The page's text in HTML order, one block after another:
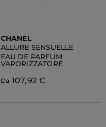
CHANEL
ALLURE SENSUELLE
EAU DE PARFUM
VAPORIZZATORE
Da 107,92 €